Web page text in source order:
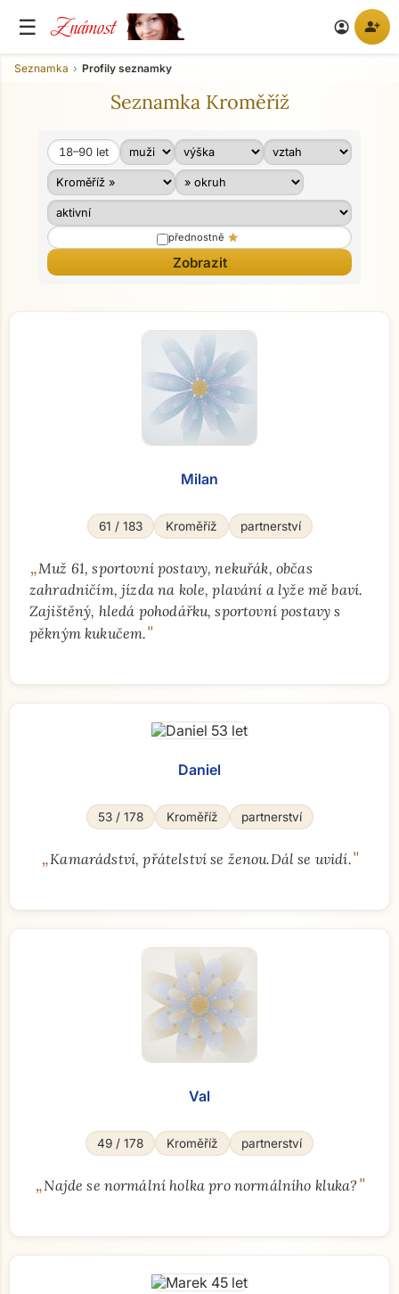
☰ Známost account_circle person_add
Seznamka Profily seznamky
Seznamka Kroměříž
Věk od
Věk do
18–90 let
přednostně star
Milan
61 / 183 Kroměříž partnerství
„Muž 61, sportovní postavy, nekuřák, občas
zahradničím, jízda na kole, plavání a lyže mě baví.
Zajištěný, hledá pohodářku, sportovní postavy s
pěkným kukučem."
Daniel
53 / 178 Kroměříž partnerství
„Kamarádství, přátelství se ženou.Dál se uvidí."
Val
49 / 178 Kroměříž partnerství
„Najde se normální holka pro normálního kluka? "